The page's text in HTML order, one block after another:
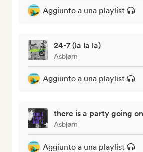
Aggiunto a una playlist
24-7 (la la la)
Asbjørn
Aggiunto a una playlist
there is a party going on
Asbjørn
Aggiunto a una playlist